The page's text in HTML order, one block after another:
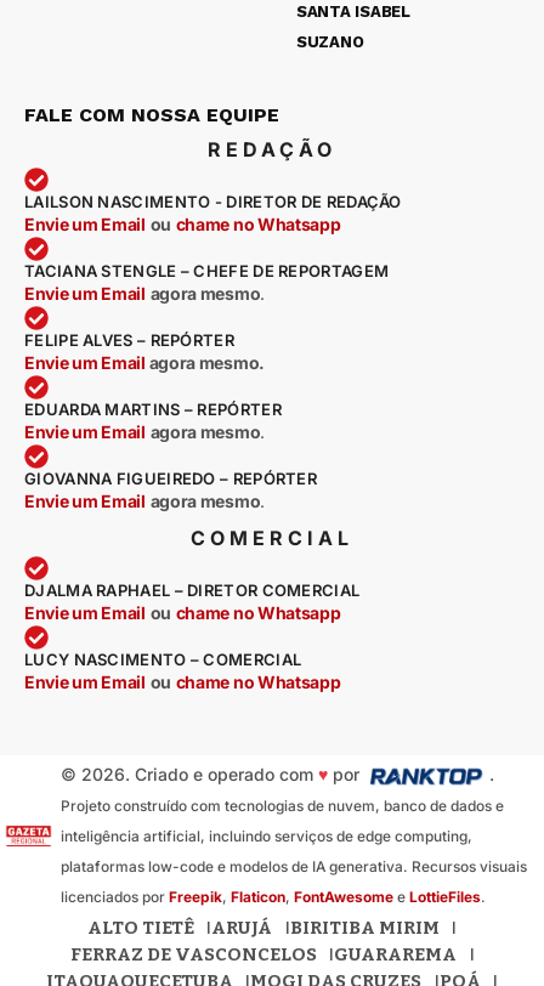
SANTA ISABEL
SUZANO
FALE COM NOSSA EQUIPE
REDAÇÃO
LAILSON NASCIMENTO - DIRETOR DE REDAÇÃO
Envie um Email ou chame no Whatsapp
TACIANA STENGLE – CHEFE DE REPORTAGEM
Envie um Email agora mesmo.
FELIPE ALVES – REPÓRTER
Envie um Email agora mesmo.
EDUARDA MARTINS – REPÓRTER
Envie um Email agora mesmo.
GIOVANNA FIGUEIREDO – REPÓRTER
Envie um Email agora mesmo.
COMERCIAL
DJALMA RAPHAEL – DIRETOR COMERCIAL
Envie um Email ou chame no Whatsapp
LUCY NASCIMENTO – COMERCIAL
Envie um Email ou chame no Whatsapp
© 2026. Criado e operado com ♥por .
Projeto construído com tecnologias de nuvem, banco de dados e
inteligência artificial, incluindo serviços de edge computing,
plataformas low-code e modelos de IA generativa. Recursos visuais
licenciados por Freepik, Flaticon, FontAwesomee LottieFiles.
ALTO TIETÊ ARUJÁ
BIRITIBA MIRIM
FERRAZ DE VASCONCELOS
GUARAREMA
ITAQUAQUECETUBA
MOGI DAS CRUZES POÁ